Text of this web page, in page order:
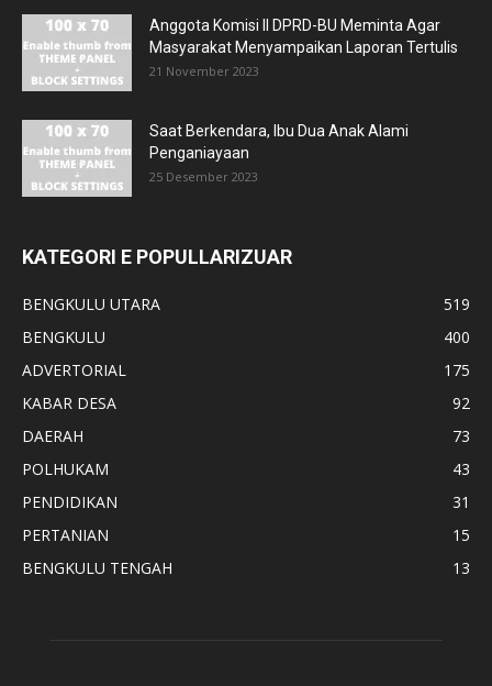
Anggota Komisi II DPRD-BU Meminta Agar
Masyarakat Menyampaikan Laporan Tertulis
21 November 2023
Saat Berkendara, Ibu Dua Anak Alami
Penganiayaan
25 Desember 2023
KATEGORI E POPULLARIZUAR
BENGKULU UTARA
519
BENGKULU
400
ADVERTORIAL
175
KABAR DESA
92
DAERAH
73
POLHUKAM
43
PENDIDIKAN
31
PERTANIAN
15
BENGKULU TENGAH
13